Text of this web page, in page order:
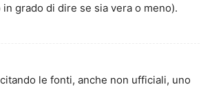
grado di dire se sia vera o meno).
le fonti, anche non ufficiali, uno